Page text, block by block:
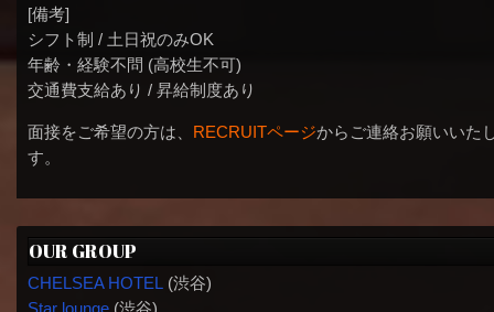
[備考]
シフト制 / 土日祝のみOK
年齢・経験不問 (高校生不可)
交通費支給あり / 昇給制度あり
面接をご希望の方は、 RECRUITページからご連絡お願いいた
す。
OUR GROUP
CHELSEA HOTEL (渋谷)